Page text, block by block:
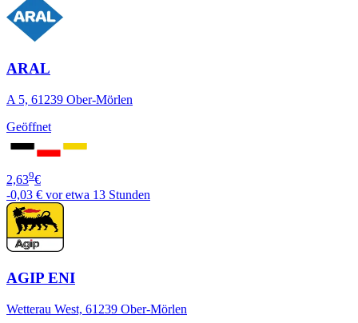
ARAL
A 5, 61239 Ober-Mörlen
Geöffnet
2,639€
-0,03 € vor etwa 13 Stunden
AGIP ENI
Wetterau West, 61239 Ober-Mörlen